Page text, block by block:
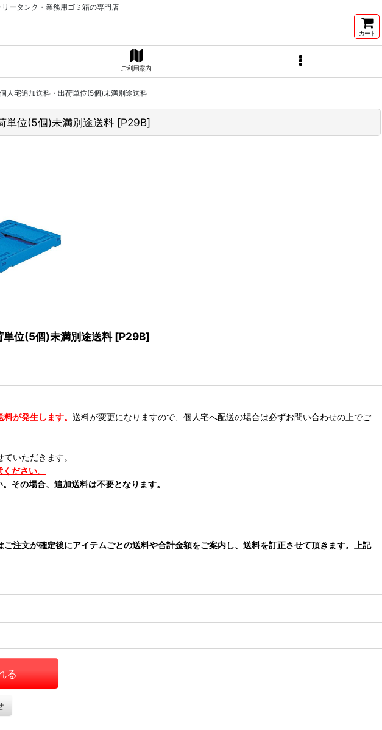
ータンク・業務用ゴミ箱の専門店
カート
ご利用案内
人宅追加送料・出荷単位(5個)未満別途送料
単位(5個)未満別途送料 [P29B]
単位(5個)未満別途送料 [P29B]
が発生します。 送料が変更になりますので、個人宅へ配送の場合は必ずお問い合わせの上でご
いただきます。
ださい。
その場合、追加送料は不要となります。
ご注文が確定後にアイテムごとの送料や合計金額をご案内し、送料を訂正させて頂きます。上記
る